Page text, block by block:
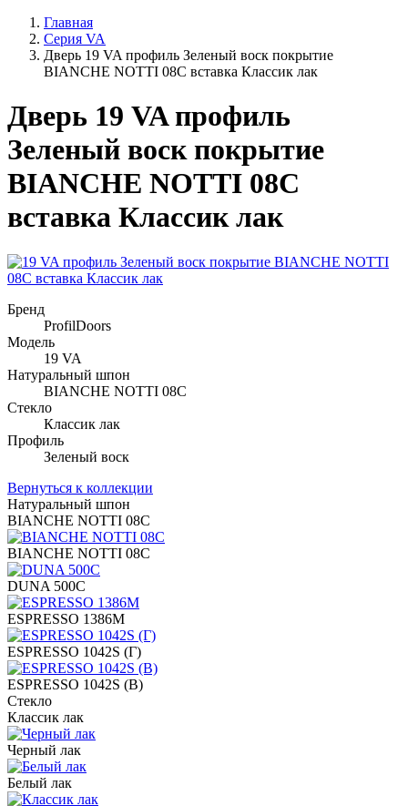
Главная
Серия VA
Дверь 19 VA профиль Зеленый воск покрытие
BIANCHE NOTTI 08C вставка Классик лак
Дверь 19 VA профиль
Зеленый воск покрытие
BIANCHE NOTTI 08C
вставка Классик лак
Бренд
ProfilDoors
Модель
19 VA
Натуральный шпон
BIANCHE NOTTI 08C
Стекло
Классик лак
Профиль
Зеленый воск
Вернуться к коллекции
Натуральный шпон
BIANCHE NOTTI 08C
BIANCHE NOTTI 08C
DUNA 500C
ESPRESSO 1386M
ESPRESSO 1042S (Г)
ESPRESSO 1042S (В)
Стекло
Классик лак
Черный лак
Белый лак